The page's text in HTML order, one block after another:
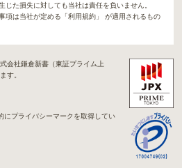
じた損失に対しても当社は責任を負いません。
項は当社が定める「利用規約」 が適用されるもの
会社鎌倉新書（東証プライム上
す。
にプライバシーマークを取得してい